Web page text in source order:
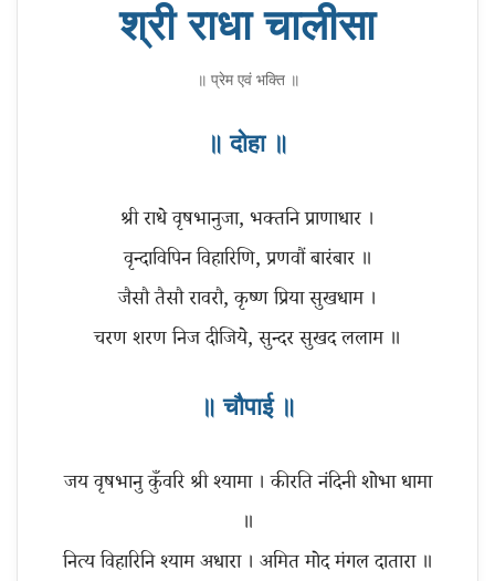
श्री राधा चालीसा
॥ प्रेम एवं भक्ति ॥
॥ दोहा ॥
श्री राधे वृषभानुजा, भक्तनि प्राणाधार ।
वृन्दाविपिन विहारिणि, प्रणवौं बारंबार ॥
जैसौ तैसौ रावरौ, कृष्ण प्रिया सुखधाम ।
॥ चौपाई ॥
जय वृषभानु कुँवरि श्री श्यामा । कीरति नंदिनी शोभा धामा
॥
नित्य विहारिनि श्याम अधारा । अमित मोद मंगल दातारा ॥